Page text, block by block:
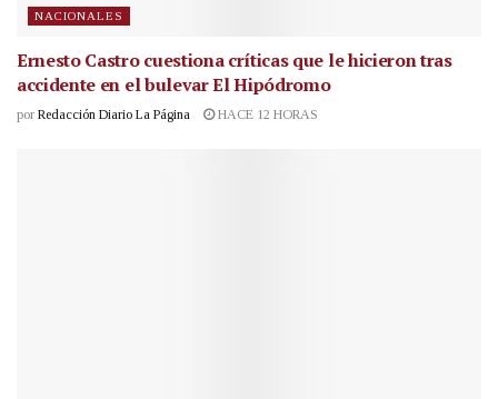
NACIONALES
Ernesto Castro cuestiona críticas que le hicieron tras
accidente en el bulevar El Hipódromo
por Redacción Diario La Página HACE 12 HORAS